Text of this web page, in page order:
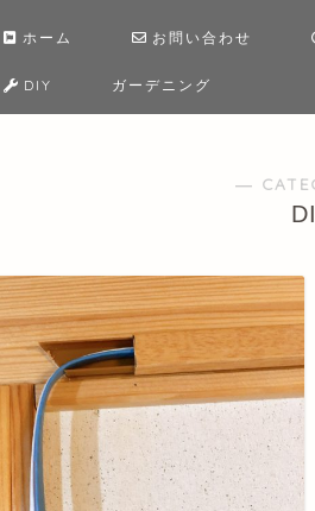
ホーム お問い合わせ
DIY ガーデニング
―